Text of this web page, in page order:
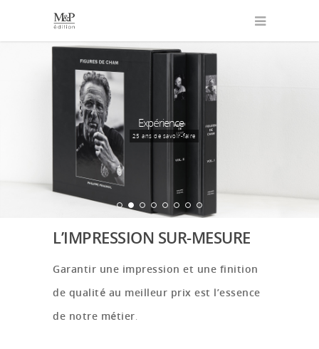
Expérience
25 ans de savoir-faire
L’IMPRESSION SUR-MESURE
Garantir une impression et une finition
de qualité au meilleur prix est l’essence
de notre métier.